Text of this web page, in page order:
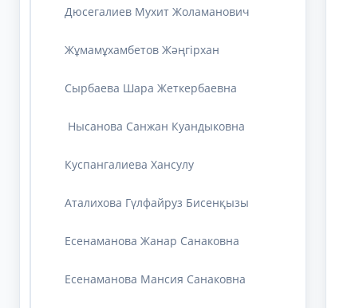
Дюсегалиев Мухит Жоламанович
Жұмамұхамбетов Жәңгірхан
Cырбаева Шара Жеткербаевна
Нысанова Санжан Куандыковна
Куспангалиева Хансулу
Аталихова Гүлфайруз Бисенқызы
Есенаманова Жанар Санаковна
Есенаманова Мансия Санаковна